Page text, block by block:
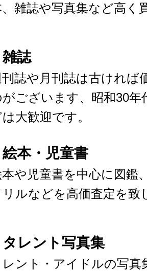
雑誌や写真集など高く
雑誌
誌や月刊誌は古ければ
がございます、昭和30年
は大歓迎です。
絵本・児童書
や児童書を中心に図鑑
リルなどを高価査定を致
タレント写真集
レント・アイドルの写真